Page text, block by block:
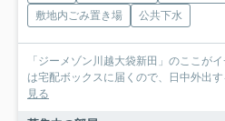
敷地内ごみ置き場
公共下水
「ジーメゾン川越大袋新田」のここが
は宅配ボックスに届くので、日中外出
見る